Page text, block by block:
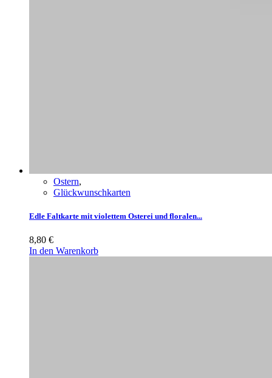
Ostern,
Glückwunschkarten
Edle Faltkarte mit violettem Osterei und floralen...
8,80 €
In den Warenkorb